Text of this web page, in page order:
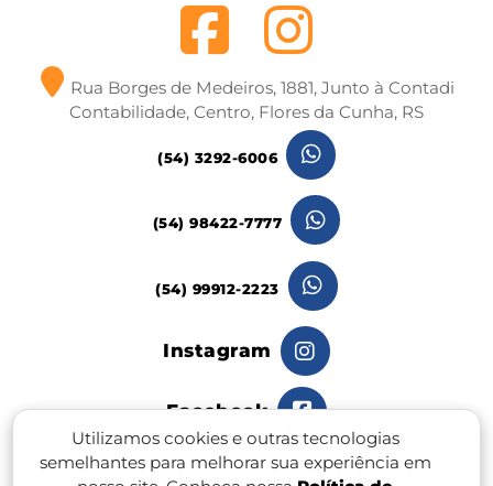
Utilizamos cookies e outras tecnologias
semelhantes para melhorar sua experiência em
Rua Borges de Medeiros, 1881, Junto à Contadi
Contabilidade, Centro, Flores da Cunha, RS
(54) 3292-6006
(54) 98422-7777
(54) 99912-2223
Instagram
Facebook